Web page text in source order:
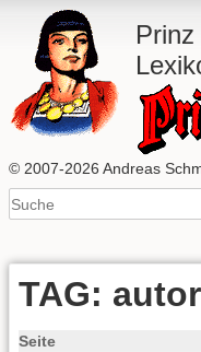
© 2007-2026 Andreas
TAG:
Seite